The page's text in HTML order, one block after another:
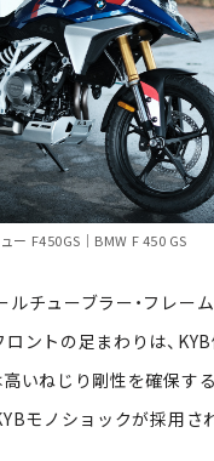
ー F450GS｜BMW F 450 GS
ルチューブラー・フレー
ロントの足まわりは、
高いねじり剛性を確保す
モノショックが採用さ